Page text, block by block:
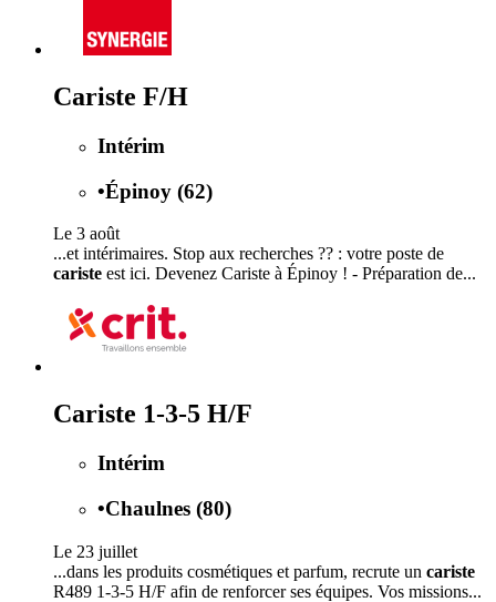
Cariste F/H
Intérim
•Épinoy (62)
Le 3 août
...et intérimaires. Stop aux recherches ?? : votre poste de
cariste est ici. Devenez Cariste à Épinoy ! - Préparation de...
Cariste 1-3-5 H/F
Intérim
•Chaulnes (80)
Le 23 juillet
...dans les produits cosmétiques et parfum, recrute un cariste
R489 1-3-5 H/F afin de renforcer ses équipes. Vos missions...